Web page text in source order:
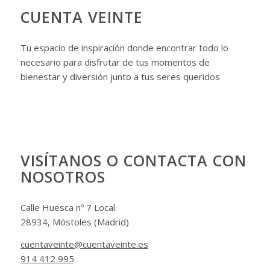
CUENTA VEINTE
Tu espacio de inspiración donde encontrar todo lo
necesario para disfrutar de tus momentos de
bienestar y diversión junto a tus seres queridos
VISÍTANOS O CONTACTA CON
NOSOTROS
Calle Huesca nº 7 Local.
28934, Móstoles (Madrid)
cuentaveinte@cuentaveinte.es
914 412 995